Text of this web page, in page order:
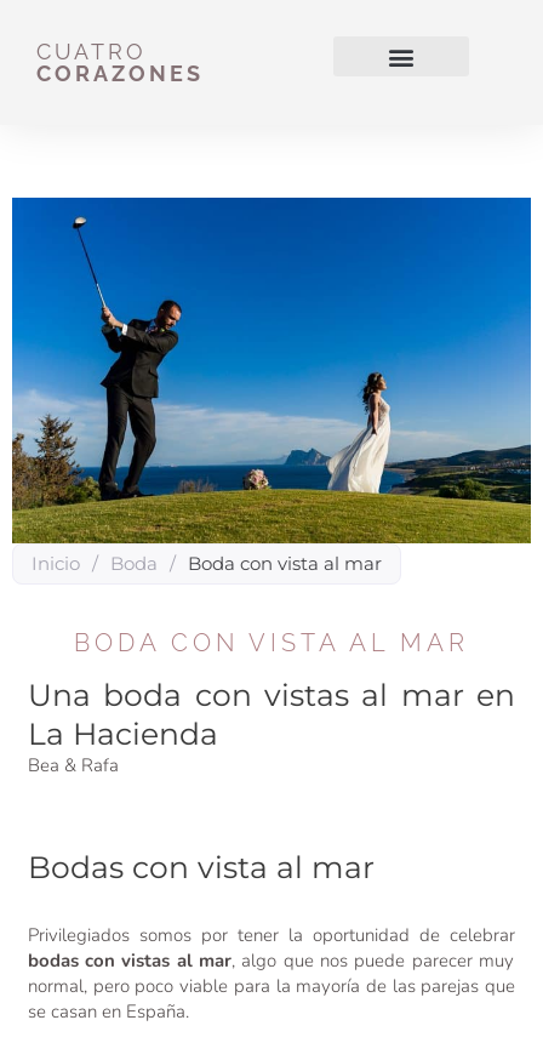
contenido
CUATRO
CORAZONES
Inicio / Boda / Boda con vista al mar
BODA CON VISTA AL MAR
Una boda con vistas al mar en
La Hacienda
Bea & Rafa
Bodas con vista al mar
Privilegiados somos por tener la oportunidad de celebrar
bodas con vistas al mar, algo que nos puede parecer muy
normal, pero poco viable para la mayoría de las parejas que
se casan en España.